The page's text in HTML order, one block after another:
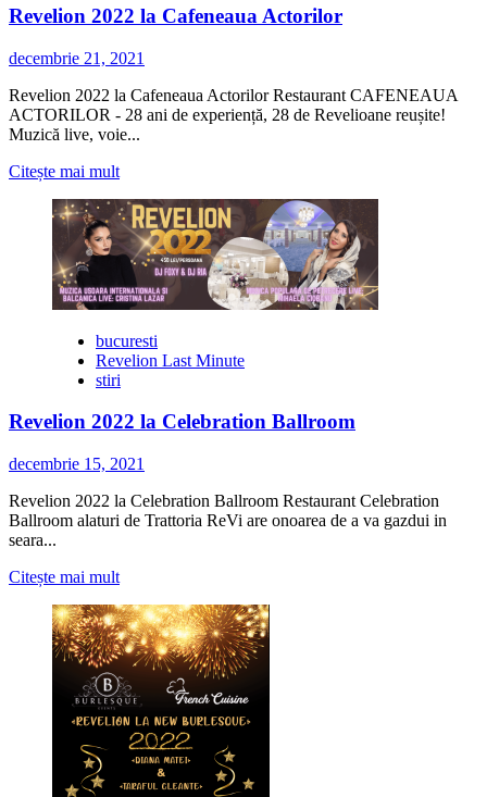
Revelion 2022 la Cafeneaua Actorilor
decembrie 21, 2021
Revelion 2022 la Cafeneaua Actorilor Restaurant CAFENEAUA
ACTORILOR - 28 ani de experiență, 28 de Revelioane reușite!
Muzică live, voie...
Citește mai multCitește
multe
despre
Revelion
2022
la
Cafeneaua
bucuresti
Revelion Last Minute
stiri
Revelion 2022 la Celebration Ballroom
decembrie 15, 2021
Revelion 2022 la Celebration Ballroom Restaurant Celebration
Ballroom alaturi de Trattoria ReVi are onoarea de a va gazdui in
seara...
Citește mai multCitește
multe
despre
Revelion
2022
la
Celebration
Ballroom